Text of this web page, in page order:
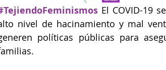
El COVID-19
nivel de hacinamiento y mal
políticas públicas para